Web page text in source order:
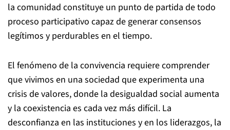
la comunidad constituye un punto de partida de todo
proceso participativo capaz de generar consensos
legítimos y perdurables en el tiempo.
El fenómeno de la convivencia requiere comprender
que vivimos en una sociedad que experimenta una
crisis de valores, donde la desigualdad social aumenta
y la coexistencia es cada vez más difícil. La
desconfianza en las instituciones y en los liderazgos, la